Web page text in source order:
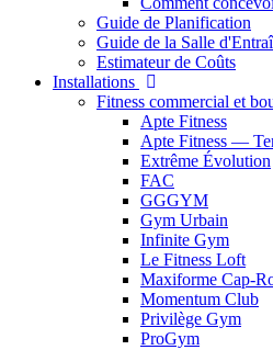
Guide de Planification
Guide de la Salle
Estimateur de Coûts
Installations
Fitness commercial et
Apte Fitness
Apte Fitness —
Extrême Évolution
FAC
GGGYM
Gym Urbain
Infinite Gym
Le Fitness Loft
Maxiforme Cap-
Momentum Club
Privilège Gym
ProGym